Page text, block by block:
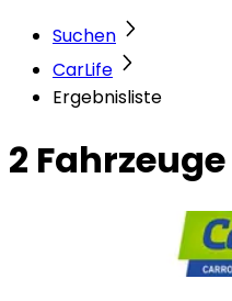
Suchen
CarLife
Ergebnisliste
2 Fahrzeuge